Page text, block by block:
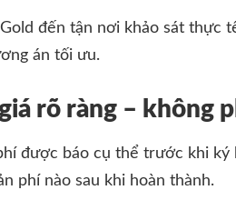
đến tận nơi khảo sát thực
án tối ưu.
rõ ràng – không
được báo cụ thể trước khi ký
phí nào sau khi hoàn thành.